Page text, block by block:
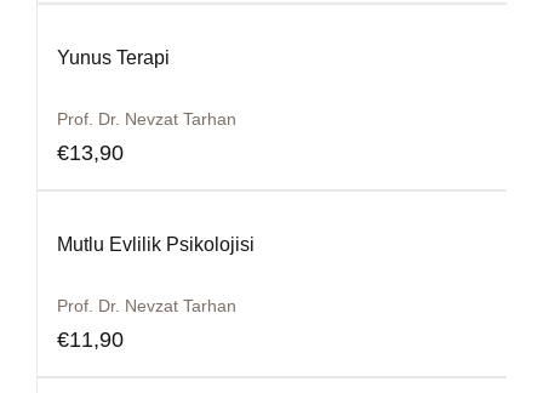
Yunus Terapi
Prof. Dr. Nevzat Tarhan
€13,90
Mutlu Evlilik Psikolojisi
Prof. Dr. Nevzat Tarhan
€11,90